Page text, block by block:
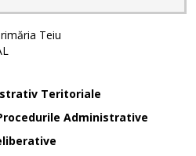
Teiu
Teritoriale
Administrative